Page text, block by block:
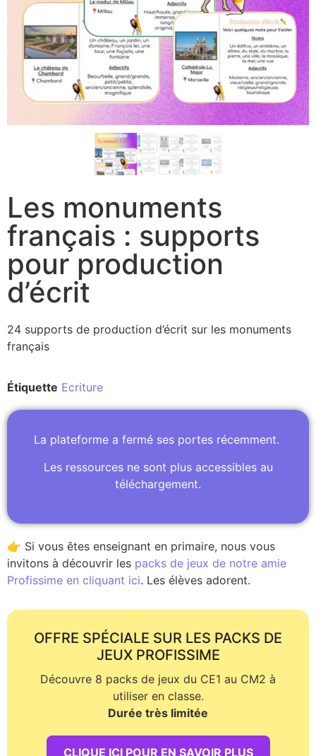
Les monuments
français : supports
pour production
d’écrit
24 supports de production d’écrit sur les monuments
français
Étiquette Ecriture
La plateforme a fermé ses portes récemment.
Les ressources ne sont plus accessibles au
téléchargement.
👉 Si vous êtes enseignant en primaire, nous vous
invitons à découvrir les packs de jeux de notre amie
Profissime en cliquant ici. Les élèves adorent.
OFFRE SPÉCIALE SUR LES PACKS DE
JEUX PROFISSIME
Découvre 8 packs de jeux du CE1 au CM2 à
utiliser en classe.
Durée très limitée
CLIQUE ICI POUR EN SAVOIR PLUS